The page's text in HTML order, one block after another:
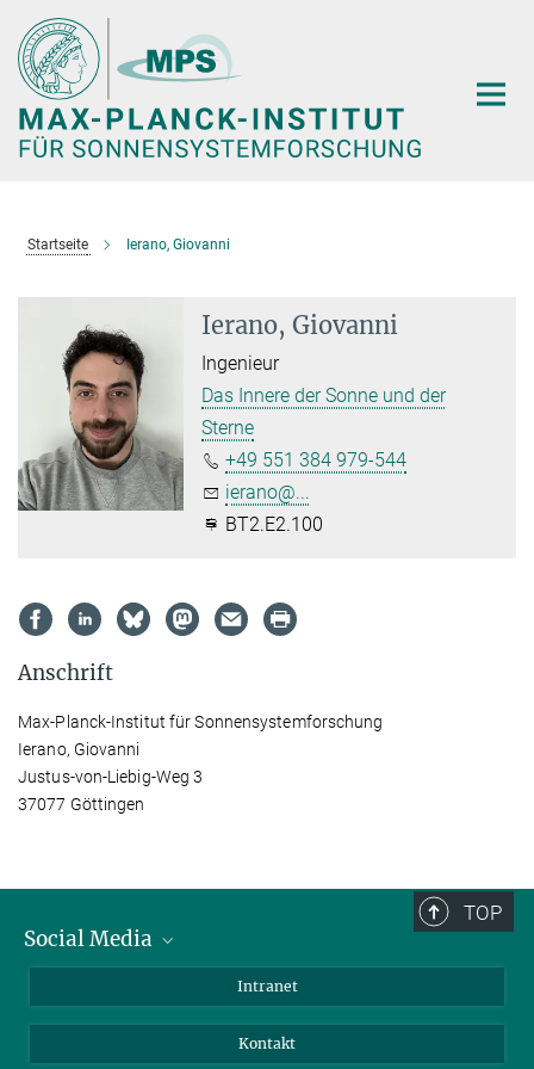
Hauptinhalt
Startseite Ierano, Giovanni
Ierano, Giovanni
Ingenieur
Das Innere der Sonne und der
Sterne
+49 551 384 979-544
ierano@...
BT2.E2.100
Anschrift
Max-Planck-Institut für Sonnensystemforschung
Ierano, Giovanni
Justus-von-Liebig-Weg 3
37077 Göttingen
TOP
Social Media
Facebook
Instagram
Intranet
Kontakt